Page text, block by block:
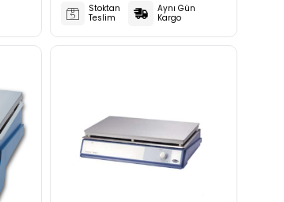
Stoktan
Teslim
Aynı Gün
Kargo